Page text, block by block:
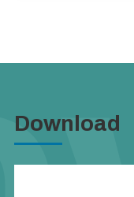
Download